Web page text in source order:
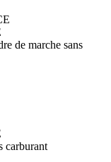
de marche sans
carburant